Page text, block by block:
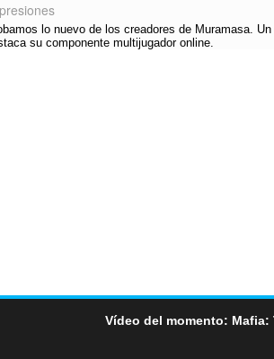
lo nuevo de los creadores de Muramasa.
su componente multijugador online.
Vídeo del momento: